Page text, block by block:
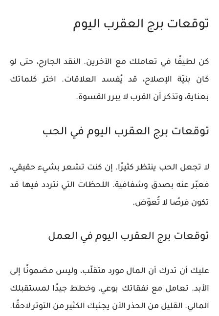
توقعات برج العقرب اليوم
كن لطيفًا في تعاملك مع الآخرين. النقد الجارح، حتى لو
كان بنيّة الإصلاح، قد يُفسد العلاقات. اختر كلماتك
بعناية، وتذكر أن القرب لا يبرر القسوة.
توقعات برج العقرب اليوم في الحب
لا تجعل الحب ينتظر كثيرًا. إن كنت تشعر بشيء حقيقي،
فعبّر عنه بصدق وشفافية. اللحظات التي نتردد فيها قد
تكون فرصًا لا تُعوّض.
توقعات برج العقرب اليوم في العمل
عليك أن تدرك أن المال مورد متقلّب، وليس مضمونًا إلى
الأبد. تعامل مع نفقاتك بوعي، وخطط جيدًا لمستقبلك
المالي. القليل من الحذر الآن يجنبك الكثير من التوتر لاحقًا.